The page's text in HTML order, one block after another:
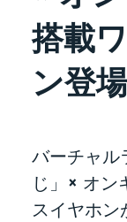
搭載
ン登
バーチャル
じ」× オン
スイヤホン